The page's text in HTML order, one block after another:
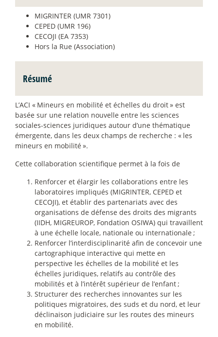
MIGRINTER (UMR 7301)
CEPED (UMR 196)
CECOJI (EA 7353)
Hors la Rue (Association)
Résumé
L’ACI « Mineurs en mobilité et échelles du droit» est
basée sur une relation nouvelle entre les sciences
sociales-sciences juridiques autour d’une thématique
émergente, dans les deux champs de recherche : « les
mineurs en mobilité ».
Cette collaboration scientifique permet à la fois de
Renforcer et élargir les collaborations entre les
laboratoires impliqués (MIGRINTER, CEPED et
CECOJI), et établir des partenariats avec des
organisations de défense des droits des migrants
(IIDH, MIGREUROP, Fondation OSIWA) qui travaillent
à une échelle locale, nationale ou internationale ;
Renforcer l’interdisciplinarité afin de concevoir une
cartographique interactive qui mette en
perspective les échelles de la mobilité et les
échelles juridiques, relatifs au contrôle des
mobilités et à l’intérêt supérieur de l’enfant ;
Structurer des recherches innovantes sur les
politiques migratoires, des suds et du nord, et leur
déclinaison judiciaire sur les routes des mineurs
en mobilité.